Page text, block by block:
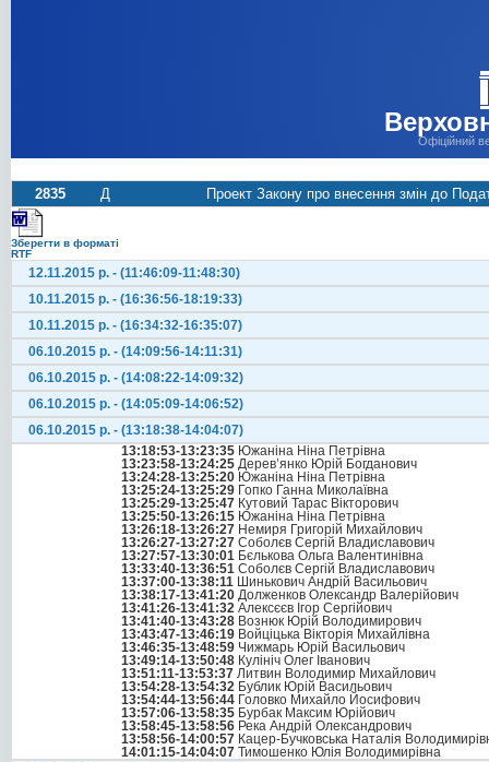
Офіційний
2835 Д Проект Закону про внесення змін до
Зберегти в форматі
RTF
12.11.2015 р. - (11:46:09-11:48:30)
10.11.2015 р. - (16:36:56-18:19:33)
10.11.2015 р. - (16:34:32-16:35:07)
06.10.2015 р. - (14:09:56-14:11:31)
06.10.2015 р. - (14:08:22-14:09:32)
06.10.2015 р. - (14:05:09-14:06:52)
06.10.2015 р. - (13:18:38-14:04:07)
13:18:53-13:23:35 Южаніна Ніна Петрівна
13:23:58-13:24:25 Дерев’янко Юрій Богданович
13:24:28-13:25:20 Южаніна Ніна Петрівна
13:25:24-13:25:29 Гопко Ганна Миколаївна
13:25:29-13:25:47 Кутовий Тарас Вікторович
13:25:50-13:26:15 Южаніна Ніна Петрівна
13:26:18-13:26:27 Немиря Григорій Михайлович
13:26:27-13:27:27 Соболєв Сергій Владиславович
13:27:57-13:30:01 Бєлькова Ольга Валентинівна
13:33:40-13:36:51 Соболєв Сергій Владиславович
13:37:00-13:38:11 Шинькович Андрій Васильович
13:38:17-13:41:20 Долженков Олександр Валерійович
13:41:26-13:41:32 Алексєєв Ігор Сергійович
13:41:40-13:43:28 Вознюк Юрій Володимирович
13:43:47-13:46:19 Войціцька Вікторія Михайлівна
13:46:35-13:48:59 Чижмарь Юрій Васильович
13:49:14-13:50:48 Кулініч Олег Іванович
13:51:11-13:53:37 Литвин Володимир Михайлович
13:54:28-13:54:32 Бублик Юрій Васильович
13:54:44-13:56:44 Головко Михайло Йосифович
13:57:06-13:58:35 Бурбак Максим Юрійович
13:58:45-13:58:56 Река Андрій Олександрович
13:58:56-14:00:57 Кацер-Бучковська Наталія
14:01:15-14:04:07 Тимошенко Юлія Володимирівна